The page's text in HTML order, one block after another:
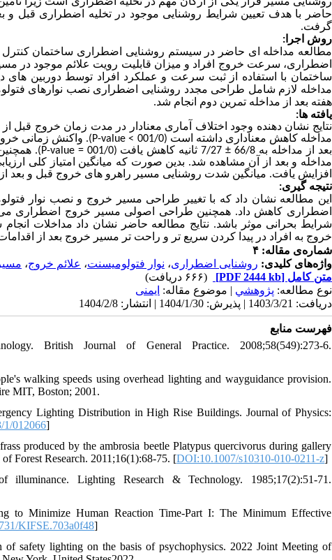
حاضر با هدف تعیین شرایط روشنایی موجود در تخلیه اضطراری قبل و
گرفت.
روش اجرا:
مطالعه مداخله ای حاضر در سیستم روشنایی اضطراری ساختمان کنترل
اضطراری، سرعت خروج افراد و میزان قابلیت رویت علائم موجود در
ساختمان با استفاده از ثبت سرعت و عملکرد افراد توسط
مداخله لازم شامل طراحی مجدد روشنایی اضطراری نصب نوارهای
هفته بعد از مداخله تمرین دوم انجام شد.
یافته ها:
نتایج نشان دهنده وجود اختلاف آماری معنادار در مدت زمان خروج قبل
مداخله کاهش معناداری داشته است (001/0
P-value <). واکنش زمانی خروج
بعد از مداخله به 66/8
±7/27 ثانیه کاهش یافت (001/0 P-value =
).
مداخله و بعد از آن مشاهده شد. بدین صورت که میانگین امتیاز کلی ارزیابی
افزایش یافت. میانگین شدت روشنایی مسیر راهرو های خروج قبل و بعد از
نتیجه گیری:
این مطالعه نشان داد که با تغییر طراحی مسیر خروج و نصب نوار
اضطراری کاهش داد. همچنین طراحی اصولی مسیر خروج اضطراری
شرایط بحرانی موثر باشد. نتایج مطالعه حاضر نشان داد مداخلات
خروج به افراد در پیدا کردن سریع تر و راحت تر مسیر خروج بعد از
شماره‌ی مقاله: ۴
واژه‌های کلیدی: روشنایی اضطراری، نوار فتولومیسنت، علائم خروج،
متن کامل [PDF 2444 kb]
(۶۶۶ دریافت)
نوع مطالعه: پژوهشي | موضوع مقاله: ایمنی
دریافت: 1403/3/21 | پذیرش: 1404/1/30 | انتشار: 1404/2/8
فهرست منابع
British Journal of General Practice. 2008;58(549):273-6.
walking speeds using overhead lighting and wayguidance provision.
MIT, Boston; 2001.
Lighting Distribution in High Rise Buildings. Journal of Physics:
1/012066]
produced by the ambrosia beetle Platypus quercivorus during gallery
Forest Research. 2011;16(1):68-75. [DOI:10.1007/s10310-010-0211-z]
Lighting Research & Technology. 1985;17(2):51-71.
to Minimize Human Reaction Time-Part I: The Minimum Effective
KIFSE.703a0f48]
safety lighting on the basis of psychophysics. 2022 Joint Meeting of